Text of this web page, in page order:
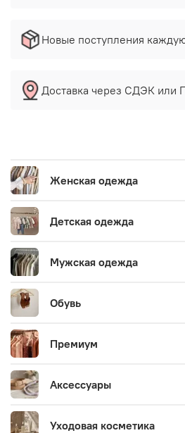
Новые поступления
Доставка через СДЭК или
Женская одежда
Детская одежда
Мужская одежда
Обувь
Премиум
Аксессуары
Уходовая косметика